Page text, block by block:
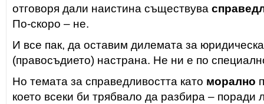
отговоря дали наистина съществува
По-скоро – не.
И все пак, да оставим дилемата за
(правосъдието) настрана. Не ни е по
Но темата за справедливостта като морално
което всеки би трябвало да разбира – поради